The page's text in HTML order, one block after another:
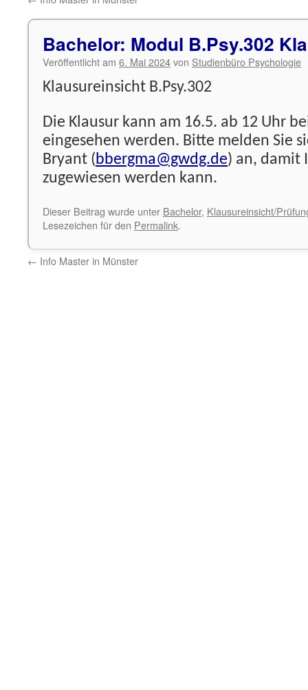
Bachelor: Modul B.Psy.302
Veröffentlicht am 6. Mai 2024von Studienbüro Psychologie
Klausureinsicht B.Psy.302
Die Klausur kann am 16.5. ab 12 Uhr
eingesehen werden. Bitte melden Sie
Bryant (bbergma@gwdg.de) an, damit
zugewiesen werden kann.
Dieser Beitrag wurde unter Bachelor, Klausureinsicht/
Lesezeichen für den Permalink.
← Info Master in Münster